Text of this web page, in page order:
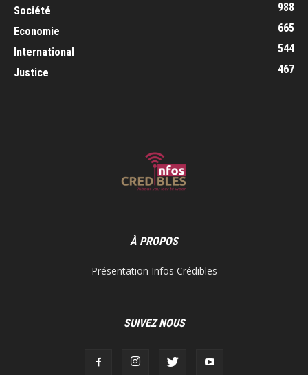
Société
988
Economie
665
International
544
Justice
467
À PROPOS
Présentation Infos Crédibles
SUIVEZ NOUS